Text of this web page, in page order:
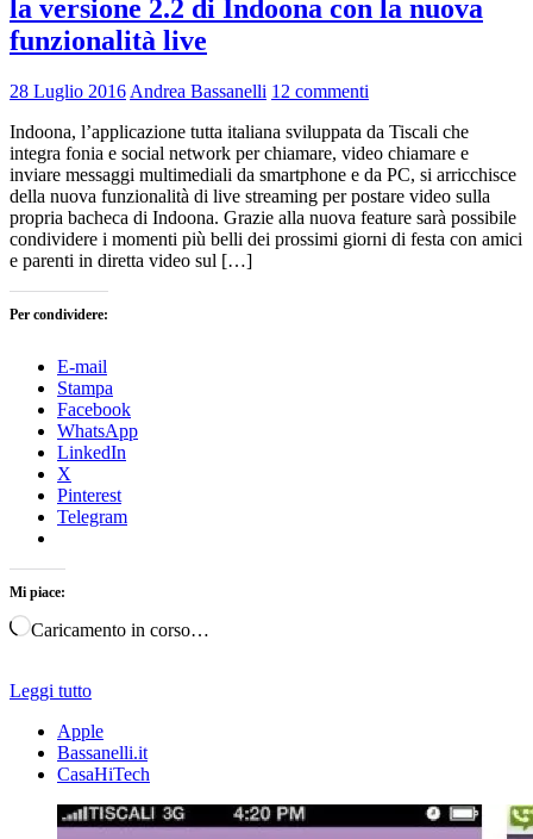
la versione 2.2 di Indoona con la nuova
funzionalità live
28 Luglio 2016 Andrea Bassanelli 12 commenti
Indoona, l’applicazione tutta italiana sviluppata da Tiscali che
integra fonia e social network per chiamare, video chiamare e
inviare messaggi multimediali da smartphone e da PC, si arricchisce
della nuova funzionalità di live streaming per postare video sulla
propria bacheca di Indoona. Grazie alla nuova feature sarà possibile
condividere i momenti più belli dei prossimi giorni di festa con amici
e parenti in diretta video sul […]
Per condividere:
E-mail
Stampa
Facebook
WhatsApp
LinkedIn
X
Pinterest
Telegram
Mi piace:
Caricamento in corso…
Leggi tutto
Apple
Bassanelli.it
CasaHiTech